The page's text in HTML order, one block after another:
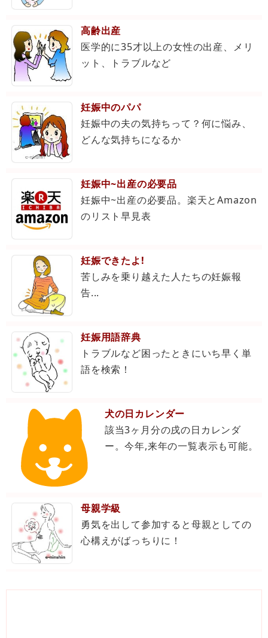
高齢出産
医学的に35才以上の女性の出産、メリ
ット、トラブルなど
妊娠中のパパ
妊娠中の夫の気持ちって？何に悩み、
どんな気持ちになるか
妊娠中~出産の必要品
妊娠中~出産の必要品。楽天とAmazon
のリスト早見表
妊娠できたよ!
苦しみを乗り越えた人たちの妊娠報
告...
妊娠用語辞典
トラブルなど困ったときにいち早く単
語を検索！
犬の日カレンダー
該当3ヶ月分の戌の日カレンダ
ー。今年,来年の一覧表示も可能。
母親学級
勇気を出して参加すると母親としての
心構えがばっちりに！